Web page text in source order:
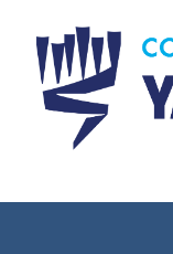
content